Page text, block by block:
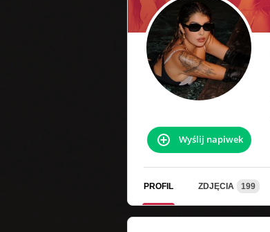
Wyślij napiwek
PROFIL ZDJĘCIA 199